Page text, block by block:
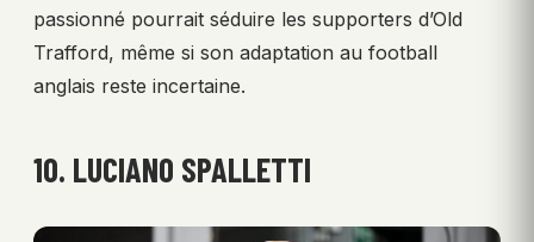
passionné pourrait séduire les supporters d’Old
Trafford, même si son adaptation au football
anglais reste incertaine.
10. LUCIANO SPALLETTI